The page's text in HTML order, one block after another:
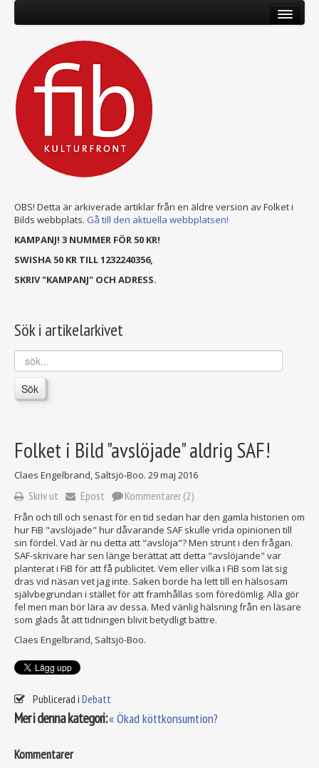
OBS! Detta är arkiverade artiklar från en äldre version av Folket i
Bilds webbplats. Gå till den aktuella webbplatsen!
KAMPANJ! 3 NUMMER FÖR 50 KR!
SWISHA 50 KR TILL 1232240356,
SKRIV "KAMPANJ" OCH ADRESS.
Sök i artikelarkivet
sök...
Sök
Folket i Bild "avslöjade" aldrig SAF!
Claes Engelbrand, Saltsjö-Boo. 29 maj 2016
Skriv ut Epost Kommentarer (2)
Från och till och senast för en tid sedan har den gamla historien om
hur FiB "avslöjade" hur dåvarande SAF skulle vrida opinionen till
sin fördel. Vad är nu detta att "avslöja"? Men strunt i den frågan.
SAF-skrivare har sen länge berättat att detta "avslöjande" var
planterat i FiB för att få publicitet. Vem eller vilka i FiB som lät sig
dras vid näsan vet jag inte. Saken borde ha lett till en hälsosam
självbegrundan i stället för att framhållas som föredömlig. Alla gör
fel men man bör lära av dessa. Med vänlig hälsning från en läsare
som gläds åt att tidningen blivit betydligt bättre.
Claes Engelbrand, Saltsjö-Boo.
Publicerad i Debatt
Mer i denna kategori:« Ökad köttkonsumtion?
Kommentarer